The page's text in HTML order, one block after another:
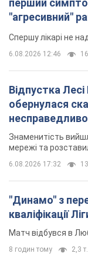
перший
"агресивний"
Спершу лікарі не
6.08.2026 12:46
Відпустка
обернулася
Знаменитість
мережі та
6.08.2026 17:32
"Динамо" з
кваліфікації
Матч відбувся в
8 годин тому 2,3 т.